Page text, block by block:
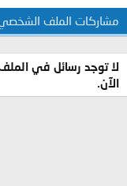
مشاركات الملف
لا توجد رسائل في
الآن.